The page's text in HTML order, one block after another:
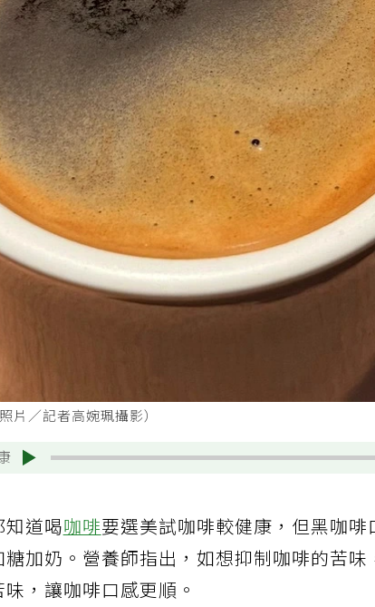
片／記者高婉珮攝影）
知道喝咖啡要選美試咖啡較健康，但黑咖
糖加奶。營養師指出，如想抑制咖啡的苦
，讓咖啡口感更順。